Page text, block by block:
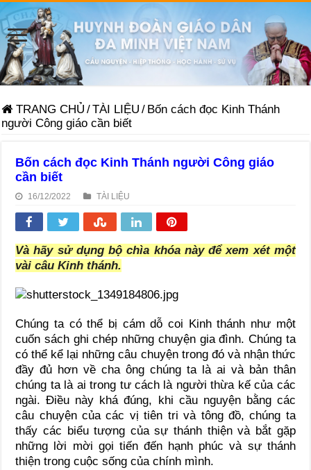
TRANG CHỦ /TÀI LIỆU / Bốn cách đọc Kinh Thánh
người Công giáo cần biết
Bốn cách đọc Kinh Thánh người Công giáo
cần biết
16/12/2022 TÀI LIỆU
Và hãy sử dụng bộ chìa khóa này để xem xét một
vài câu Kinh thánh.
Chúng ta có thể bị cám dỗ coi Kinh thánh như một
cuốn sách ghi chép những chuyện gia đình. Chúng ta
có thể kể lại những câu chuyện trong đó và nhận thức
đầy đủ hơn về cha ông chúng ta là ai và bản thân
chúng ta là ai trong tư cách là người thừa kế của các
ngài. Điều này khá đúng, khi cầu nguyện bằng các
câu chuyện của các vị tiên tri và tông đồ, chúng ta
thấy các biểu tượng của sự thánh thiện và bắt gặp
những lời mời gọi tiến đến hạnh phúc và sự thánh
thiện trong cuộc sống của chính mình.